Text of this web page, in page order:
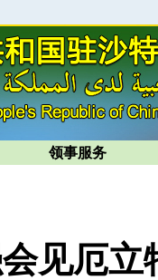
领事服务
见厄立